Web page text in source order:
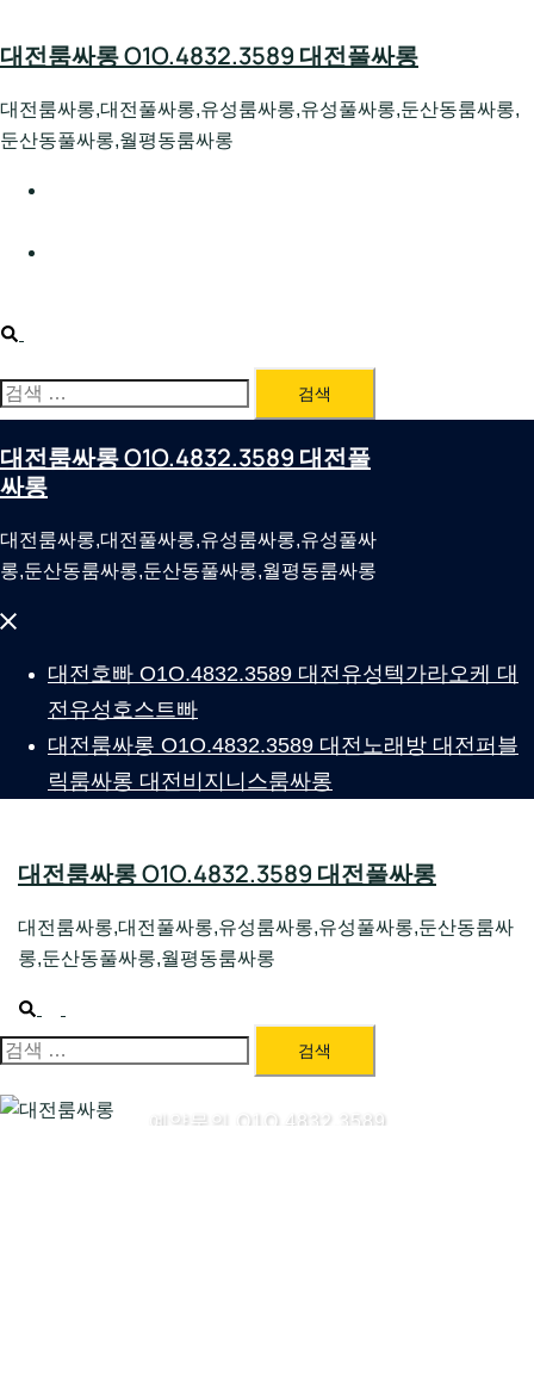
to
대전룸싸롱 O1O.4832.3589 대전풀싸롱
대전룸싸롱,대전풀싸롱,유성룸싸롱,유성풀싸롱,둔산동룸싸롱,
둔산동풀싸롱,월평동룸싸롱
Search
검
색:
대전룸싸롱 O1O.4832.3589 대전풀
싸롱
대전룸싸롱,대전풀싸롱,유성룸싸롱,유성풀싸
롱,둔산동룸싸롱,둔산동풀싸롱,월평동룸싸롱
Close
대전호빠 O1O.4832.3589 대전유성텍가라오케 대
전유성호스트빠
대전룸싸롱 O1O.4832.3589 대전노래방 대전퍼블
릭룸싸롱 대전비지니스룸싸롱
대전룸싸롱 O1O.4832.3589 대전풀싸롱
대전룸싸롱,대전풀싸롱,유성룸싸롱,유성풀싸롱,둔산동룸싸
롱,둔산동풀싸롱,월평동룸싸롱
Search
menu
검
대전룸싸롱 1위 하지원팀장
예약문의 O1O.4832.3589